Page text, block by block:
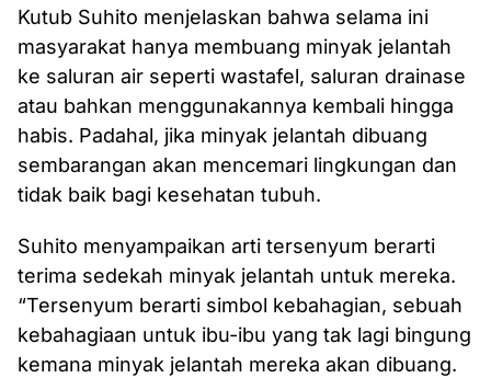
Kutub Suhito menjelaskan bahwa selama ini
masyarakat hanya membuang minyak jelantah
ke saluran air seperti wastafel, saluran drainase
atau bahkan menggunakannya kembali hingga
habis. Padahal, jika minyak jelantah dibuang
sembarangan akan mencemari lingkungan dan
tidak baik bagi kesehatan tubuh.
Suhito menyampaikan arti tersenyum berarti
terima sedekah minyak jelantah untuk mereka.
“Tersenyum berarti simbol kebahagian, sebuah
kebahagiaan untuk ibu-ibu yang tak lagi bingung
kemana minyak jelantah mereka akan dibuang.